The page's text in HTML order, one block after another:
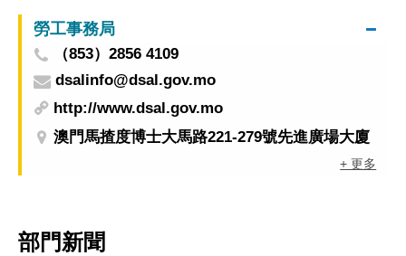
勞工事務局
（853）2856 4109
dsalinfo@dsal.gov.mo
http://www.dsal.gov.mo
澳門馬揸度博士大馬路221-279號先進廣場大廈
+ 更多
部門新聞